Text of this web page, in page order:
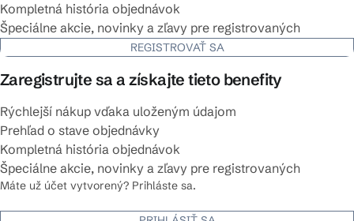
Kompletná história objednávok
Špeciálne akcie, novinky a zľavy pre registrovaných
REGISTROVAŤ SA
Zaregistrujte sa a získajte tieto benefity
Rýchlejší nákup vďaka uloženým údajom
Prehľad o stave objednávky
Kompletná história objednávok
Špeciálne akcie, novinky a zľavy pre registrovaných
Máte už účet vytvorený? Prihláste sa.